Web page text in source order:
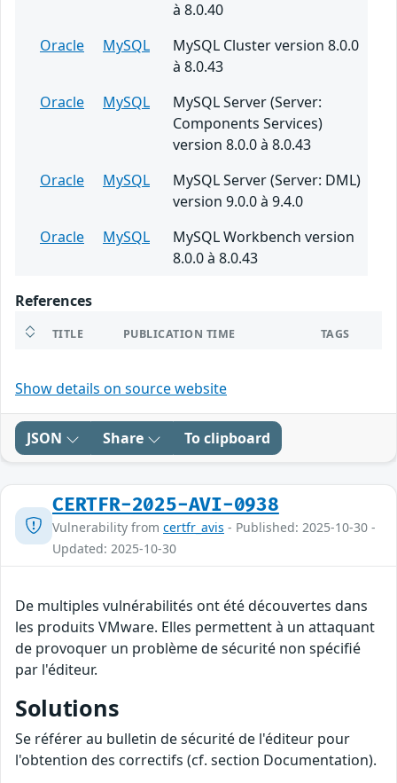
à 8.0.40
Oracle
MySQL
MySQL Cluster version 8.0.0
à 8.0.43
Oracle
MySQL
MySQL Server (Server:
Components Services)
version 8.0.0 à 8.0.43
Oracle
MySQL
MySQL Server (Server: DML)
version 9.0.0 à 9.4.0
Oracle
MySQL
MySQL Workbench version
8.0.0 à 8.0.43
References
TITLE PUBLICATION TIME TAGS
Show details on source website
JSON Share To clipboard
CERTFR-2025-AVI-0938
Vulnerability from certfr_avis - Published: 2025-10-30 -
Updated: 2025-10-30
De multiples vulnérabilités ont été découvertes dans
les produits VMware. Elles permettent à un attaquant
de provoquer un problème de sécurité non spécifié
par l'éditeur.
Solutions
Se référer au bulletin de sécurité de l'éditeur pour
l'obtention des correctifs (cf. section Documentation).